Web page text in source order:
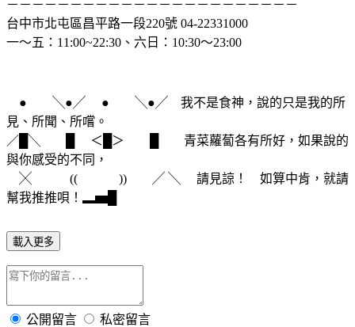
－－－－－－－－－－－－－－－－－－－－－－－
台中市北屯區昌平路一段220號 04-22331000
一～五：11:00~22:30、六日：10:30～23:00
● ╲●╱ ● ╲●╱ 我不是食神，說的只是我的所
見、所聞、所嚐。
／█╲ █ ＜█＞ █ 青菜蘿蔔各有所好，如果說的
與你感受的不同，
╳ (( ))
╱ ╲ 請見諒！ 如算中肯，就請
幫我推推唄！▂▅█
載入更多
公開留言 私密留言